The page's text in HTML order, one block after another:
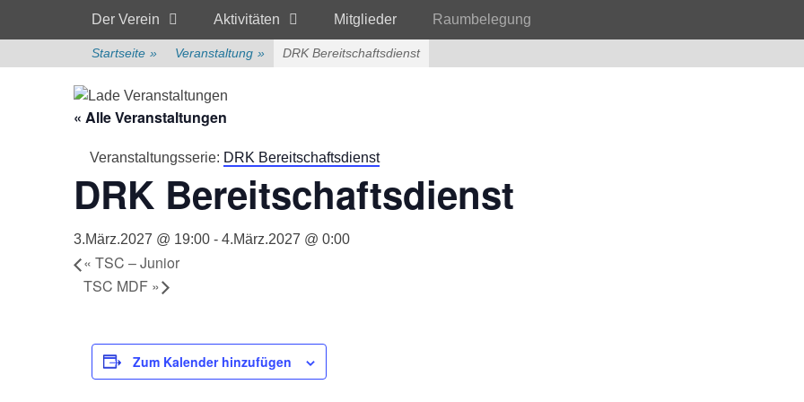
überspringen
Primärmenü
Der Verein Aktivitäten Mitglieder Raumbelegung
Startseite » Veranstaltung » DRK Bereitschaftsdienst
« Alle Veranstaltungen
Veranstaltungsserie: DRK Bereitschaftsdienst
DRK Bereitschaftsdienst
3.März.2027 @ 19:00 - 4.März.2027 @ 0:00
« TSC – Junior
TSC MDF »
Zum Kalender hinzufügen